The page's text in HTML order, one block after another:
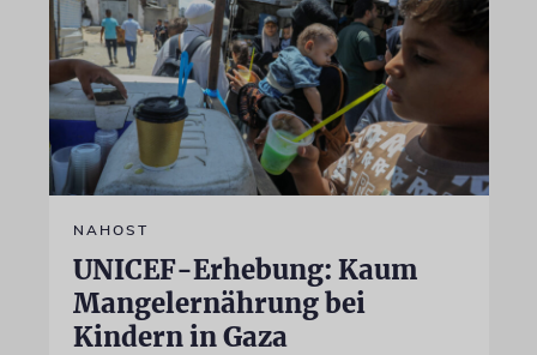
NAHOST
UNICEF-Erhebung: Kaum
Mangelernährung bei
Kindern in Gaza